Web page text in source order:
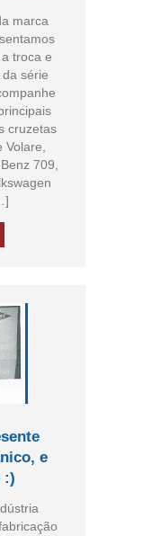
marca
troca e
série
cruzetas
709,
e
:)